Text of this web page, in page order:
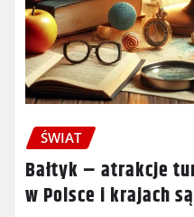
ŚWIAT
Bałtyk – atrakcje
w Polsce i krajach